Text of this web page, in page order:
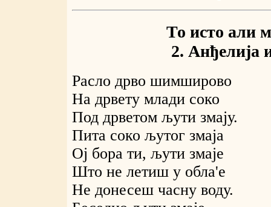
То исто али
2. Анђелија
Расло дрво шимширово
На дрвету млади соко
Под дрветом љути змају.
Пита соко љутог змаја
Ој бора ти, љути змаје
Што не летиш у обла'е
Не донесеш часну воду.